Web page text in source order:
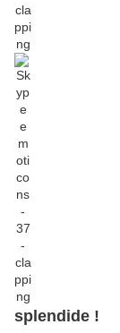
splendide !